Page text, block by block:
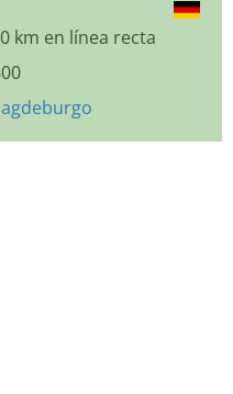
km en línea recta